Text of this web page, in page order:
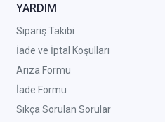
YARDIM
Sipariş Takibi
İade ve İptal Koşulları
Arıza Formu
İade Formu
Sıkça Sorulan Sorular